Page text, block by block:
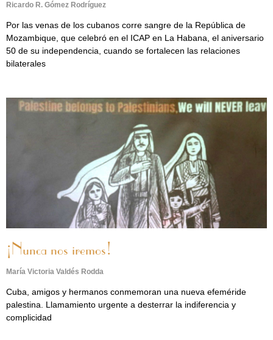
Ricardo R. Gómez Rodríguez
Por las venas de los cubanos corre sangre de la República de
Mozambique, que celebró en el ICAP en La Habana, el aniversario
50 de su independencia, cuando se fortalecen las relaciones
bilaterales
¡Nunca nos iremos!
María Victoria Valdés Rodda
Cuba, amigos y hermanos conmemoran una nueva efeméride
palestina. Llamamiento urgente a desterrar la indiferencia y
complicidad